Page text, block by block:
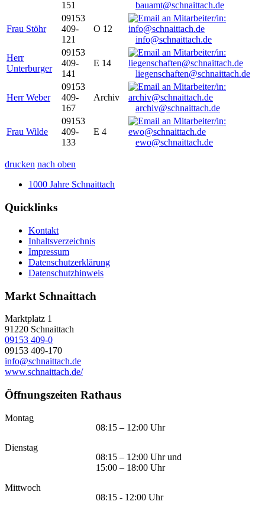
151
bauamt@schnaittach.de
Frau Stöhr
09153
409-
121
O 12
info@schnaittach.de
Herr
Unterburger
09153
409-
141
E 14
liegenschaften@schnaittach.de
Herr Weber
09153
409-
167
Archiv
archiv@schnaittach.de
Frau Wilde
09153
409-
133
E 4
ewo@schnaittach.de
drucken nach oben
1000 Jahre Schnaittach
Quicklinks
Kontakt
Inhaltsverzeichnis
Impressum
Datenschutzerklärung
Datenschutzhinweis
Markt Schnaittach
Marktplatz 1
91220 Schnaittach
09153 409-0
09153 409-170
info@schnaittach.de
www.schnaittach.de/
Öffnungszeiten Rathaus
Montag
08:15 – 12:00 Uhr
Dienstag
08:15 – 12:00 Uhr und
15:00 – 18:00 Uhr
Mittwoch
08:15 - 12:00 Uhr